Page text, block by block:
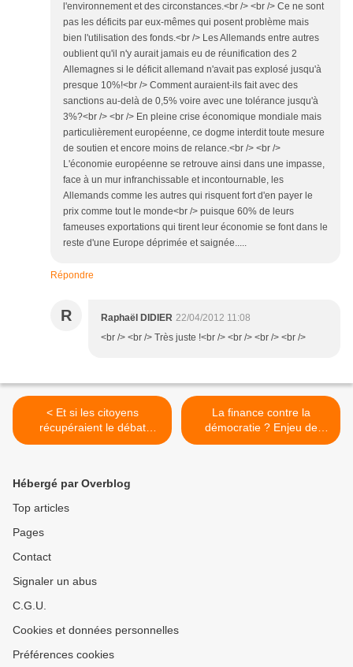
l'environnement et des circonstances.<br /> <br /> Ce ne sont
pas les déficits par eux-mêmes qui posent problème mais
bien l'utilisation des fonds.<br /> Les Allemands entre autres
oublient qu'il n'y aurait jamais eu de réunification des 2
Allemagnes si le déficit allemand n'avait pas explosé jusqu'à
presque 10%!<br /> Comment auraient-ils fait avec des
sanctions au-delà de 0,5% voire avec une tolérance jusqu'à
3%?<br /> <br /> En pleine crise économique mondiale mais
particulièrement européenne, ce dogme interdit toute mesure
de soutien et encore moins de relance.<br /> <br />
L'économie européenne se retrouve ainsi dans une impasse,
face à un mur infranchissable et incontournable, les
Allemands comme les autres qui risquent fort d'en payer le
prix comme tout le monde<br /> puisque 60% de leurs
fameuses exportations qui tirent leur économie se font dans le
reste d'une Europe déprimée et saignée.....
Répondre
R Raphaël DIDIER 22/04/2012 11:08
<br /> <br /> Très juste !<br /> <br /> <br /> <br />
< Et si les citoyens
récupéraient le débat
économique ?
La finance contre la
démocratie ? Enjeu de
l'élection présidentielle >
Hébergé par Overblog
Top articles
Pages
Contact
Signaler un abus
C.G.U.
Cookies et données personnelles
Préférences cookies